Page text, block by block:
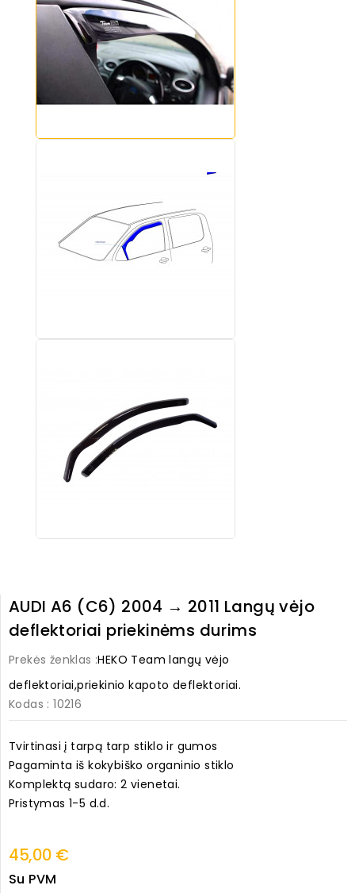
AUDI A6 (C6) 2004 → 2011 Langų vėjo
deflektoriai priekinėms durims
Prekės ženklas :HEKO Team langų vėjo
deflektoriai,priekinio kapoto deflektoriai.
Kodas : 10216
Tvirtinasi į tarpą tarp stiklo ir gumos
Pagaminta iš kokybiško organinio stiklo
Komplektą sudaro: 2 vienetai.
Pristymas 1-5 d.d.
45,00 €
Su PVM